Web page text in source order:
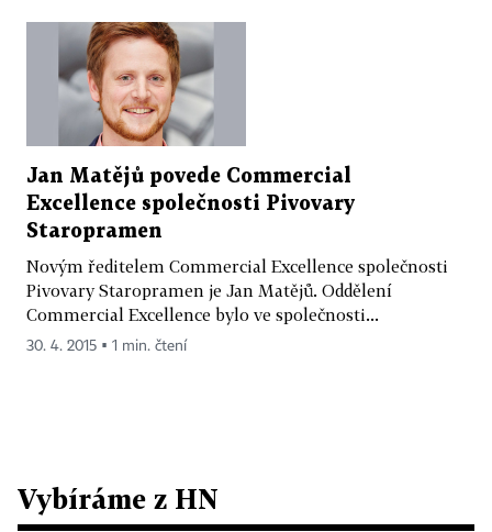
Jan Matějů povede Commercial
Excellence společnosti Pivovary
Staropramen
Novým ředitelem Commercial Excellence společnosti
Pivovary Staropramen je Jan Matějů. Oddělení
Commercial Excellence bylo ve společnosti...
30. 4. 2015 ▪ 1 min. čtení
Vybíráme z HN